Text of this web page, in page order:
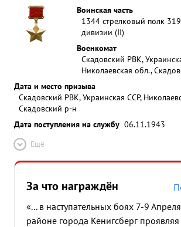
Воинская часть
1344 стрелковый полк
дивизии (II)
Военкомат
Скадовский РВК,
Николаевская обл.,
Дата и место призыва
Скадовский РВК, Украинская ССР,
Скадовский р-н
Дата поступления на службу 06.11.1943
Ещё
За что награждён
«... в наступательных боях 7-9
районе города Кенигсберг проявляя